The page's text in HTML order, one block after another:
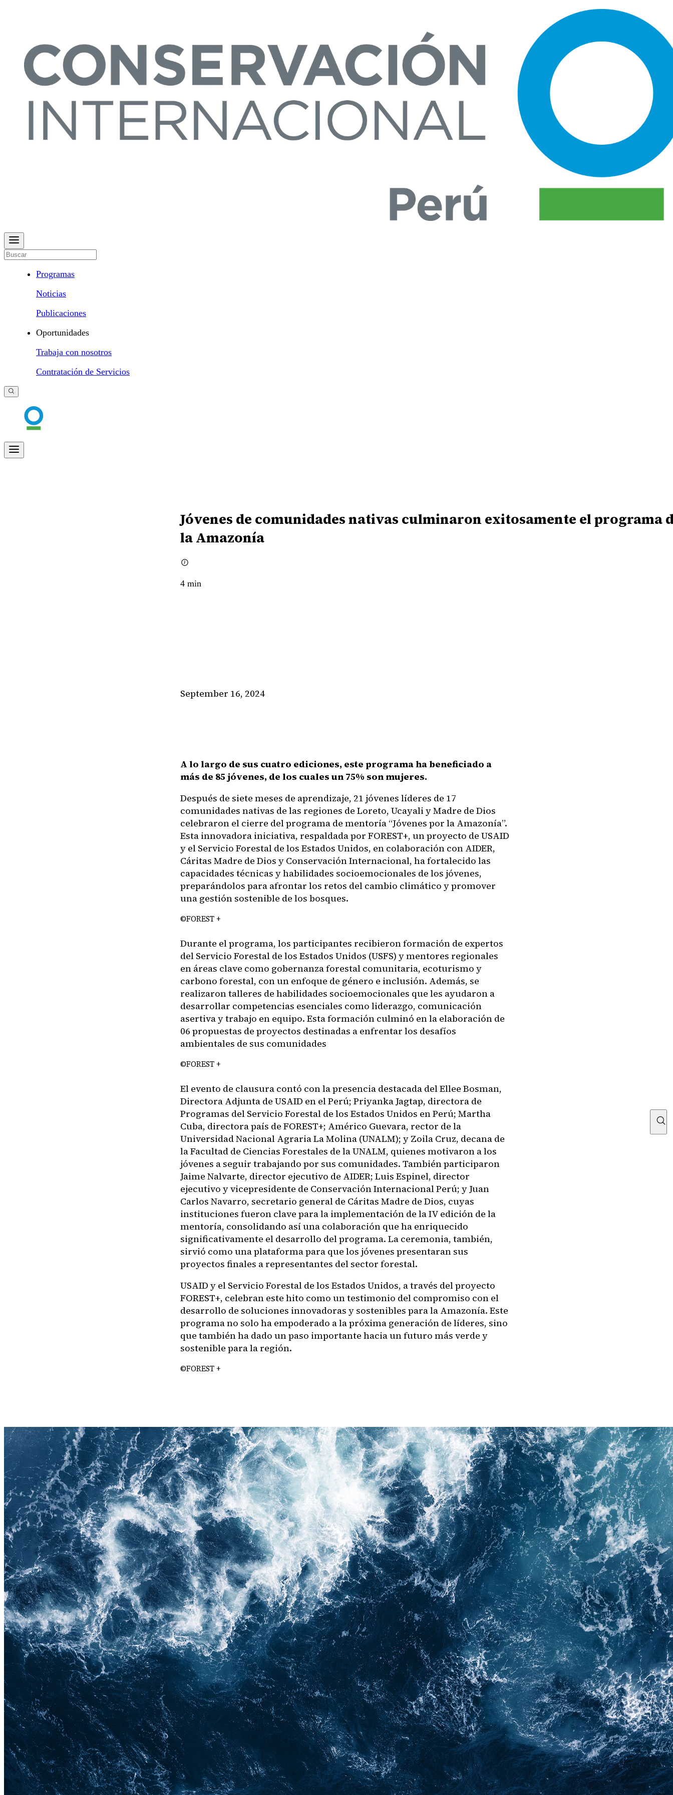
Programas
Noticias
Publicaciones
Oportunidades
Trabaja con nosotros
Contratación de Servicios
Jóvenes de comunidades nativas culminaron exitosamente el programa
la Amazonía
4 min
September 16, 2024
A lo largo de sus cuatro ediciones, este programa ha beneficiado a
más de 85 jóvenes, de los cuales un 75% son mujeres.
Después de siete meses de aprendizaje, 21 jóvenes líderes de 17
comunidades nativas de las regiones de Loreto, Ucayali y Madre de Dios
celebraron el cierre del programa de mentoría “Jóvenes por la Amazonía”.
Esta innovadora iniciativa, respaldada por FOREST+, un proyecto de USAID
y el Servicio Forestal de los Estados Unidos, en colaboración con AIDER,
Cáritas Madre de Dios y Conservación Internacional, ha fortalecido las
capacidades técnicas y habilidades socioemocionales de los jóvenes,
preparándolos para afrontar los retos del cambio climático y promover
una gestión sostenible de los bosques.
©FOREST +
Durante el programa, los participantes recibieron formación de expertos
del Servicio Forestal de los Estados Unidos (USFS) y mentores regionales
en áreas clave como gobernanza forestal comunitaria, ecoturismo y
carbono forestal, con un enfoque de género e inclusión. Además, se
realizaron talleres de habilidades socioemocionales que les ayudaron a
desarrollar competencias esenciales como liderazgo, comunicación
asertiva y trabajo en equipo. Esta formación culminó en la elaboración de
06 propuestas de proyectos destinadas a enfrentar los desafíos
ambientales de sus comunidades
©FOREST +
El evento de clausura contó con la presencia destacada del Ellee Bosman,
Directora Adjunta de USAID en el Perú; Priyanka Jagtap, directora de
Programas del Servicio Forestal de los Estados Unidos en Perú; Martha
Cuba, directora país de FOREST+; Américo Guevara, rector de la
Universidad Nacional Agraria La Molina (UNALM); y Zoila Cruz, decana de
la Facultad de Ciencias Forestales de la UNALM, quienes motivaron a los
jóvenes a seguir trabajando por sus comunidades. También participaron
Jaime Nalvarte, director ejecutivo de AIDER; Luis Espinel, director
ejecutivo y vicepresidente de Conservación Internacional Perú; y Juan
Carlos Navarro, secretario general de Cáritas Madre de Dios, cuyas
instituciones fueron clave para la implementación de la IV edición de la
mentoría, consolidando así una colaboración que ha enriquecido
significativamente el desarrollo del programa. La ceremonia, también,
sirvió como una plataforma para que los jóvenes presentaran sus
proyectos finales a representantes del sector forestal.
USAID y el Servicio Forestal de los Estados Unidos, a través del proyecto
FOREST+, celebran este hito como un testimonio del compromiso con el
desarrollo de soluciones innovadoras y sostenibles para la Amazonía. Este
programa no solo ha empoderado a la próxima generación de líderes, sino
que también ha dado un paso importante hacia un futuro más verde y
sostenible para la región.
©FOREST +